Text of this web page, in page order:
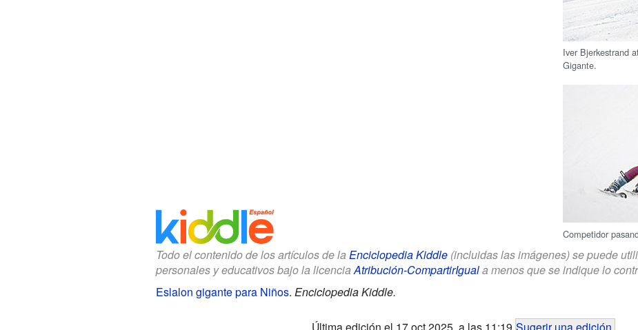
Iver Bjerkestrand
Gigante.
Competidor
Todo el contenido de los artículos de la Enciclopedia Kiddle(incluidas las imágenes) se puede
personales y educativos bajo la licenciaAtribución-CompartirIguala menos que se indique lo
Eslalon gigante para Niños. Enciclopedia Kiddle.
Última edición el 17 oct 2025, a las 11:19 Sugerir una edición